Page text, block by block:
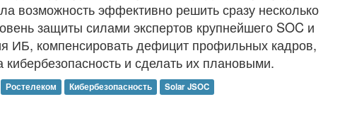
возможность эффективно решить сразу несколько
защиты силами экспертов крупнейшего SOC и
ИБ, компенсировать дефицит профильных кадров,
и сделать их плановыми.
Ростелеком Кибербезопасность Solar JSOC